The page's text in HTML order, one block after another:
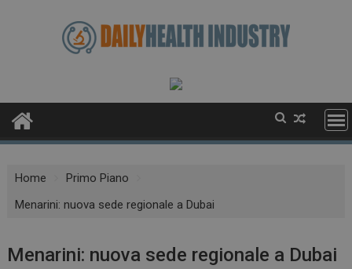
Home
Primo Piano
Menarini: nuova sede regionale a Dubai
Menarini: nuova sede regionale a Dubai